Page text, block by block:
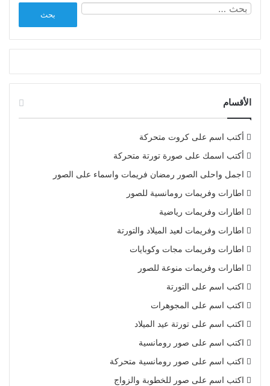
الأقسام
أكتب اسم على كروت متحركة
أكتب اسمك على صورة تورتة متحركة
اجمل واحلى الصور رمضان فريمات واسماء على الصور
اطارات وفريمات رومانسية للصور
اطارات وفريمات رياضية
اطارات وفريمات لعيد الميلاد والتورتة
اطارات وفريمات مجات وكوبايات
اطارات وفريمات منوعة للصور
اكتب اسم على التورتة
اكتب اسم على المجوهرات
اكتب اسم على تورتة عيد الميلاد
اكتب اسم على صور رومانسية
اكتب اسم على صور رومانسية متحركة
اكتب اسم على صور للخطوبة والزواج